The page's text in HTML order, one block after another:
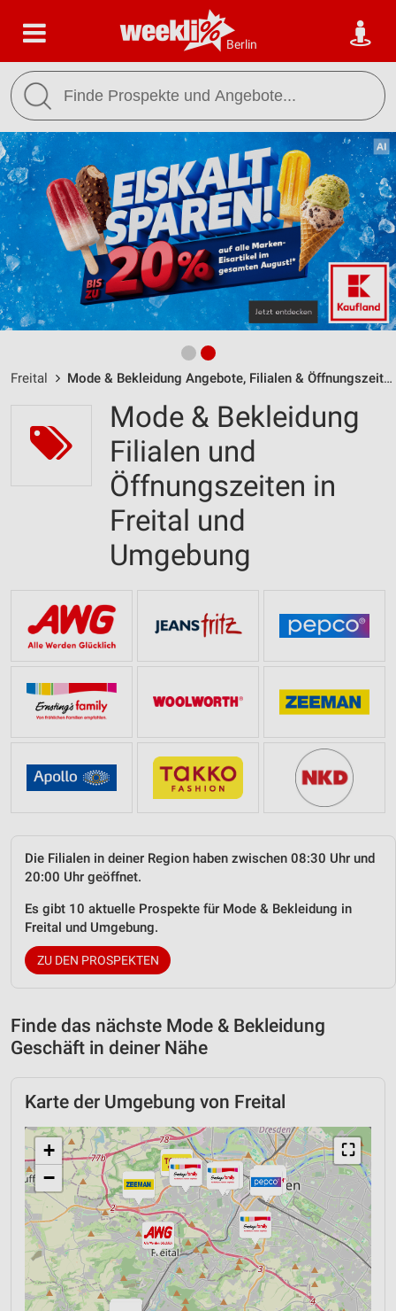
Berlin
Freital Mode & Bekleidung Angebote, Filialen & Öffnungszeiten
Mode & Bekleidung
Filialen und
Öffnungszeiten in
Freital und
Umgebung
Die Filialen in deiner Region haben zwischen 08:30 Uhr und
20:00 Uhr geöffnet.
Es gibt 10 aktuelle Prospekte für Mode & Bekleidung in
Freital und Umgebung.
ZU DEN PROSPEKTEN
Finde das nächste Mode & Bekleidung
Geschäft in deiner Nähe
Karte der Umgebung von Freital
⛶
+
−